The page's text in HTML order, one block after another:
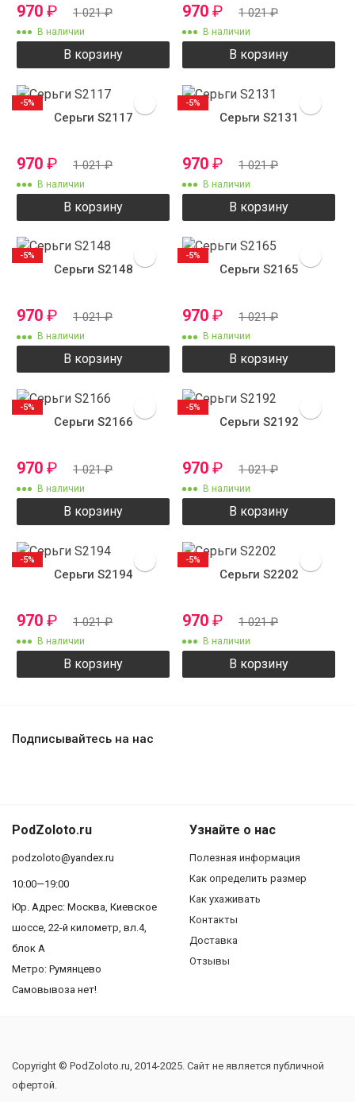
970 ₽ 1 021₽
В наличии
В корзину
970 ₽ 1 021₽
В наличии
В корзину
Серьги S2117
970 ₽ 1 021₽
В наличии
В корзину
-5%
Серьги S2131
970 ₽ 1 021₽
В наличии
В корзину
-5%
Серьги S2148
970 ₽ 1 021₽
В наличии
В корзину
-5%
Серьги S2165
970 ₽ 1 021₽
В наличии
В корзину
-5%
Серьги S2166
970 ₽ 1 021₽
В наличии
В корзину
-5%
Серьги S2192
970 ₽ 1 021₽
В наличии
В корзину
-5%
Серьги S2194
970 ₽ 1 021₽
В наличии
В корзину
-5%
Серьги S2202
970 ₽ 1 021₽
В наличии
В корзину
-5%
Подписывайтесь на нас
PodZoloto.ru
podzoloto@yandex.ru
10:00—19:00
Юр. Адреc: Москва, Киевское
шоссе, 22-й километр, вл.4,
блок А
Метро: Румянцево
Самовывоза нет!
Узнайте о нас
Полезная информация
Как определить размер
Как ухаживать
Контакты
Доставка
Отзывы
Copyright © PodZoloto.ru, 2014-2025. Сайт не является публичной
офертой.